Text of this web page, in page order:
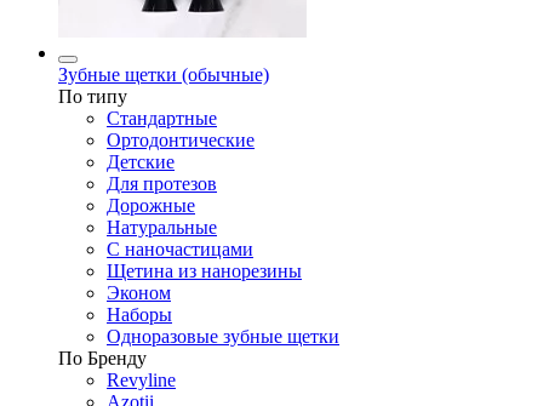
Зубные щетки (обычные)
По типу
Стандартные
Ортодонтические
Детские
Для протезов
Дорожные
Натуральные
С наночастицами
Щетина из нанорезины
Эконом
Наборы
Одноразовые зубные щетки
По Бренду
Revyline